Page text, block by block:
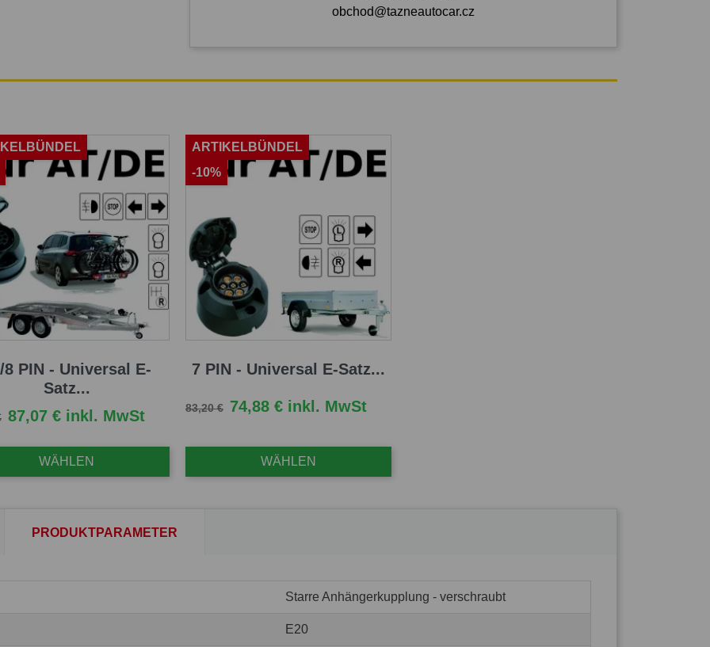
obchod@tazneautocar.cz
8 PIN - Universal E-
Satz...
Preis
87,07 € inkl. MwSt
WÄHLEN
7 PIN - Universal E-Satz...
Verkaufspreis
83,20 € Preis
74,88 € inkl. MwSt
WÄHLEN
ARTIKELBÜNDEL
-10%
PRODUKTPARAMETER
Starre Anhängerkupplung - verschraubt
E20